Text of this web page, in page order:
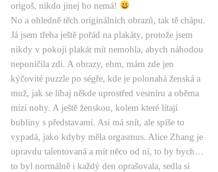
origoš, nikdo jinej ho nemá!
No a ohledně těch originálních obrazů, tak tě chápu.
Já jsem třeba ještě pořád na plakáty, protože jsem
nikdy v pokoji plakát mít nemohla, abych náhodou
neponičila zdi. A obrazy, ehm, mám zde jen
kýčovité puzzle po ségře, kde je polonahá ženská a
muž, jak se líbaj někde uprostřed vesmíru a oběma
mizí nohy. A ještě ženskou, kolem které lítají
bubliny s představami. Asi má snít, ale spíše to
vypadá, jako kdyby měla orgasmus. Alice Zhang je
opravdu talentovaná a mít něco od ní, to by bych…
to byl normálně i každý den oprašovala, sedla si